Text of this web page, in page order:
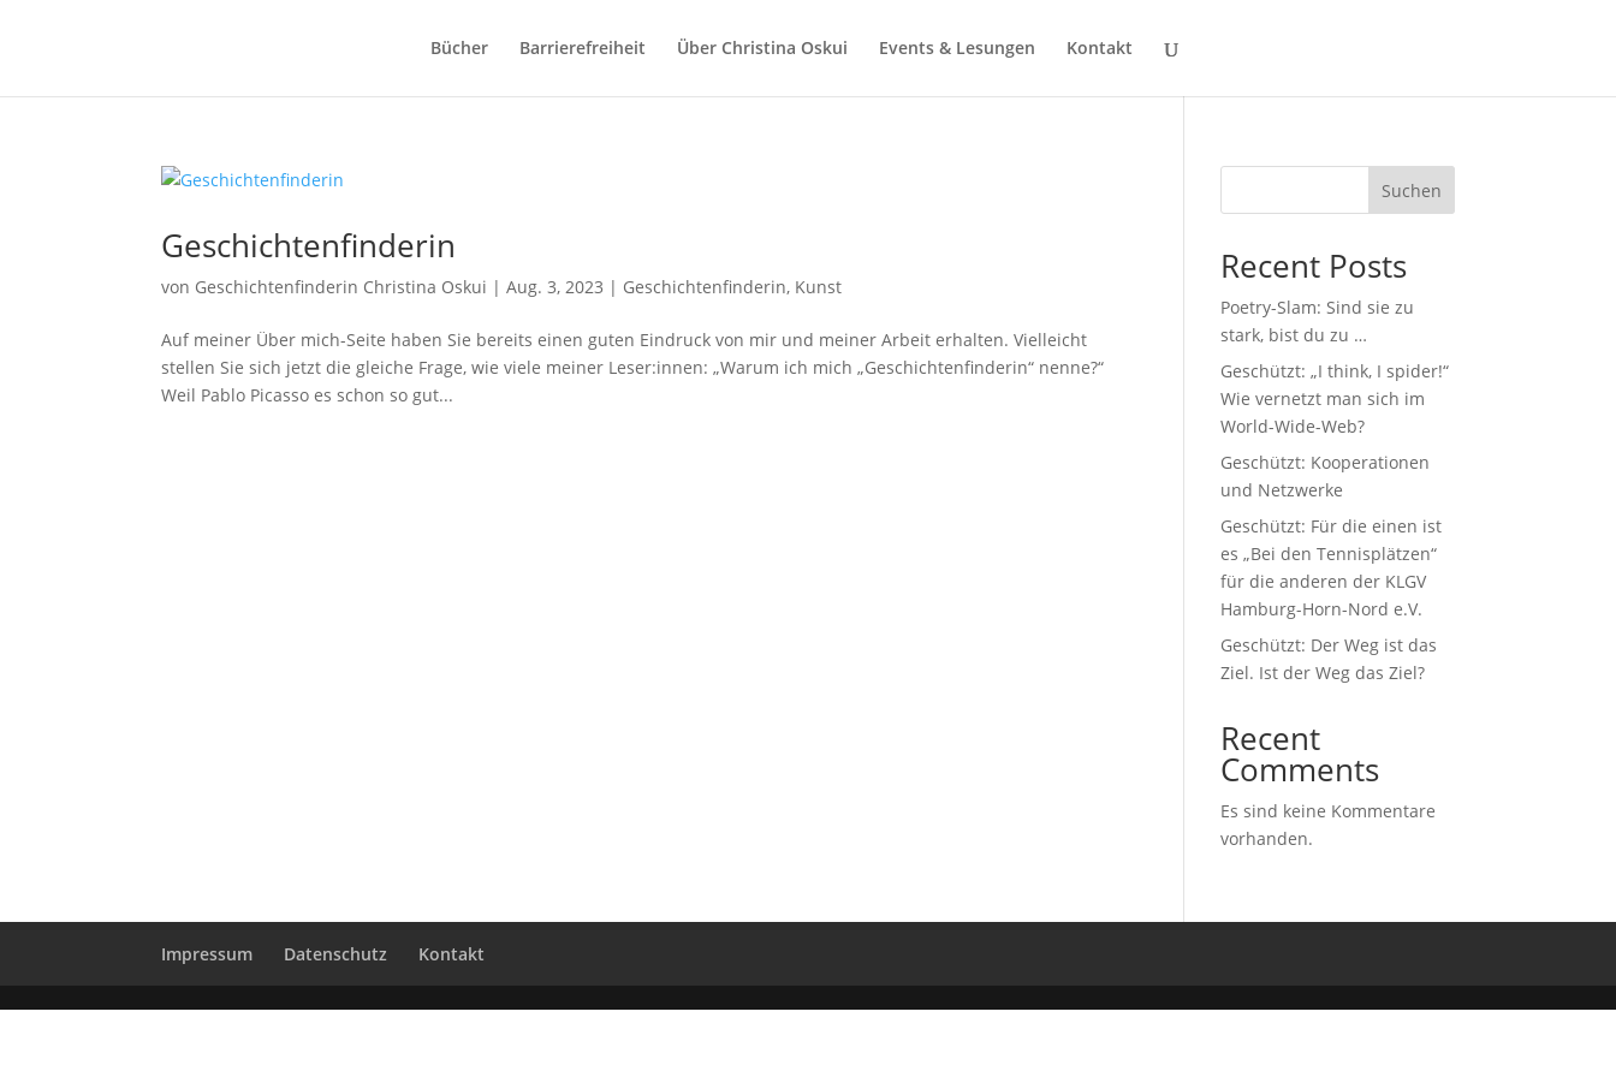
Bücher Barrierefreiheit Über Christina Oskui Events & Lesungen Kontakt
Geschichtenfinderin
von Geschichtenfinderin Christina Oskui |Aug. 3, 2023 | Geschichtenfinderin, Kunst
Auf meiner Über mich-Seite haben Sie bereits einen guten Eindruck von mir und meiner Arbeit erhalten. Vielleicht
stellen Sie sich jetzt die gleiche Frage, wie viele meiner Leser:innen: „Warum ich mich „Geschichtenfinderin“ nenne?“
Weil Pablo Picasso es schon so gut...
Suchen
Recent Posts
Poetry-Slam: Sind sie zu
stark, bist du zu …
Geschützt: „I think, I spider!“
Wie vernetzt man sich im
World-Wide-Web?
Geschützt: Kooperationen
und Netzwerke
Geschützt: Für die einen ist
es „Bei den Tennisplätzen“
für die anderen der KLGV
Hamburg-Horn-Nord e.V.
Geschützt: Der Weg ist das
Ziel. Ist der Weg das Ziel?
Recent
Comments
Es sind keine Kommentare
vorhanden.
Impressum Datenschutz Kontakt